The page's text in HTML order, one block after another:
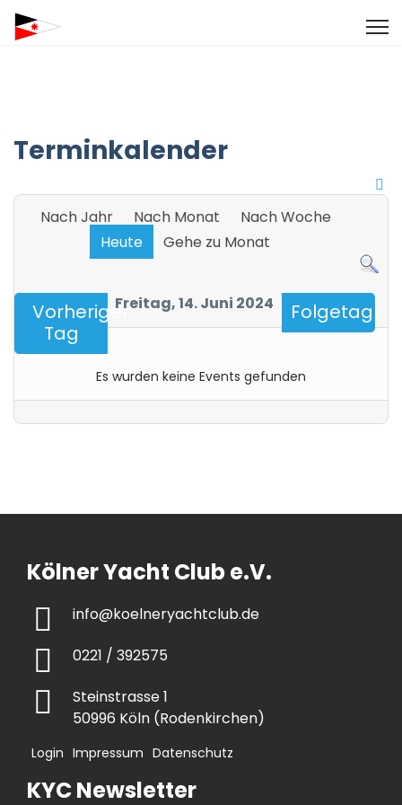
Terminkalender
Nach Jahr Nach Monat
Nach Woche
Heute
Gehe zu Monat
Vorheriger
Tag
Freitag, 14. Juni 2024 Folgetag
Es wurden keine Events gefunden
Kölner Yacht Club e.V.
info@koelneryachtclub.de
0221 / 392575
Steinstrasse 1
50996 Köln (Rodenkirchen)
Login Impressum Datenschutz
KYC Newsletter